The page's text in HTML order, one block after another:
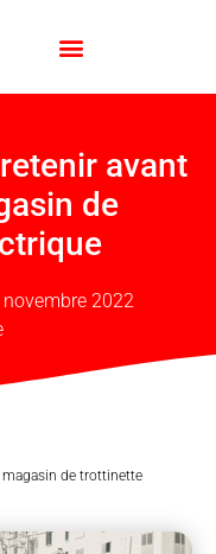
avant
de
2022
magasin de trottinette